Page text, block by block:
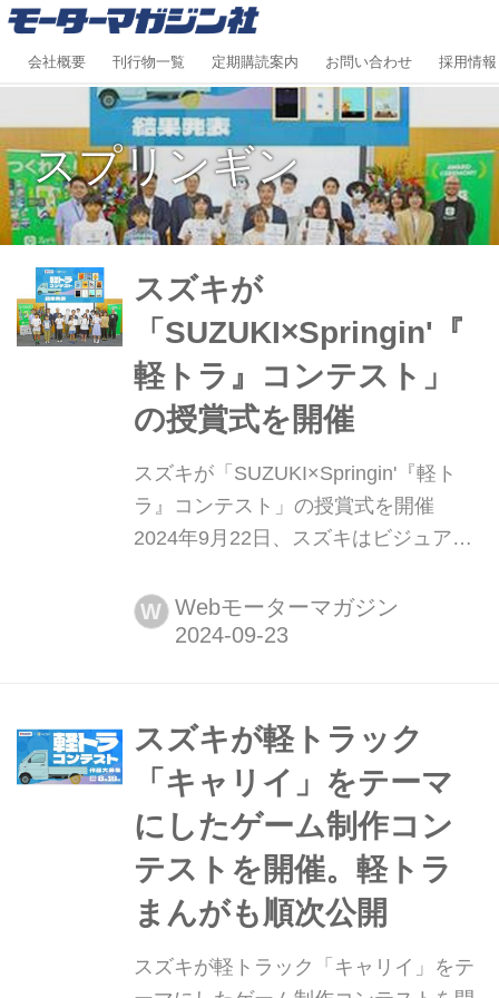
会社概要 刊行物一覧 定期購読案内 お問い合わせ 採用情報
スプリンギン
スズキが
「SUZUKI×Springin'『
軽トラ』コンテスト」
の授賞式を開催
スズキが「SUZUKI×Springin'『軽ト
ラ』コンテスト」の授賞式を開催
2024年9月22日、スズキはビジュアル
ン」を運営する(株)しくみデザインと
共同で実施した
W Webモーターマガジン
スズキが軽トラック
「キャリイ」をテーマ
にしたゲーム制作コン
テストを開催。軽トラ
まんがも順次公開
スズキが軽トラック「キャリイ」をテ